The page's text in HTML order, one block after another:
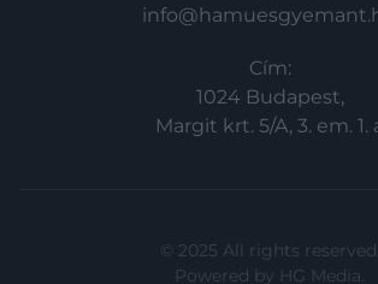
Cím:
1024 Budapest,
Margit krt. 5/A, 3. em. 1.
© 2025 All rights reserved.
Powered by HG Media